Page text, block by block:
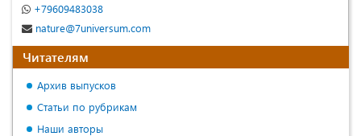
+79609483038
nature@7universum.com
Читателям
Архив выпусков
Статьи по рубрикам
Наши авторы